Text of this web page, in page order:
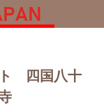
ト 四国八十